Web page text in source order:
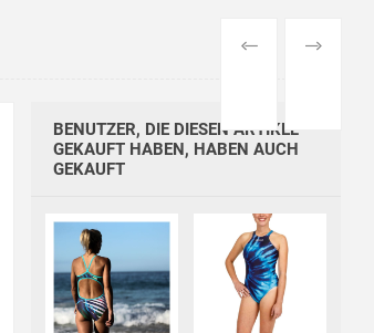
VORHERIGES
BENUTZER, DIE DIESEN ARTIKEL
GEKAUFT HABEN, HABEN AUCH
GEKAUFT